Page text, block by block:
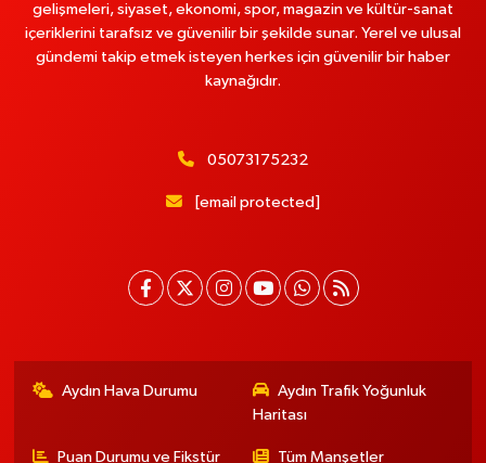
gelişmeleri, siyaset, ekonomi, spor, magazin ve kültür-sanat
içeriklerini tarafsız ve güvenilir bir şekilde sunar. Yerel ve ulusal
gündemi takip etmek isteyen herkes için güvenilir bir haber
kaynağıdır.
05073175232
[email protected]
Aydın Hava Durumu
Aydın Trafik Yoğunluk
Haritası
Puan Durumu ve Fikstür Tüm Manşetler